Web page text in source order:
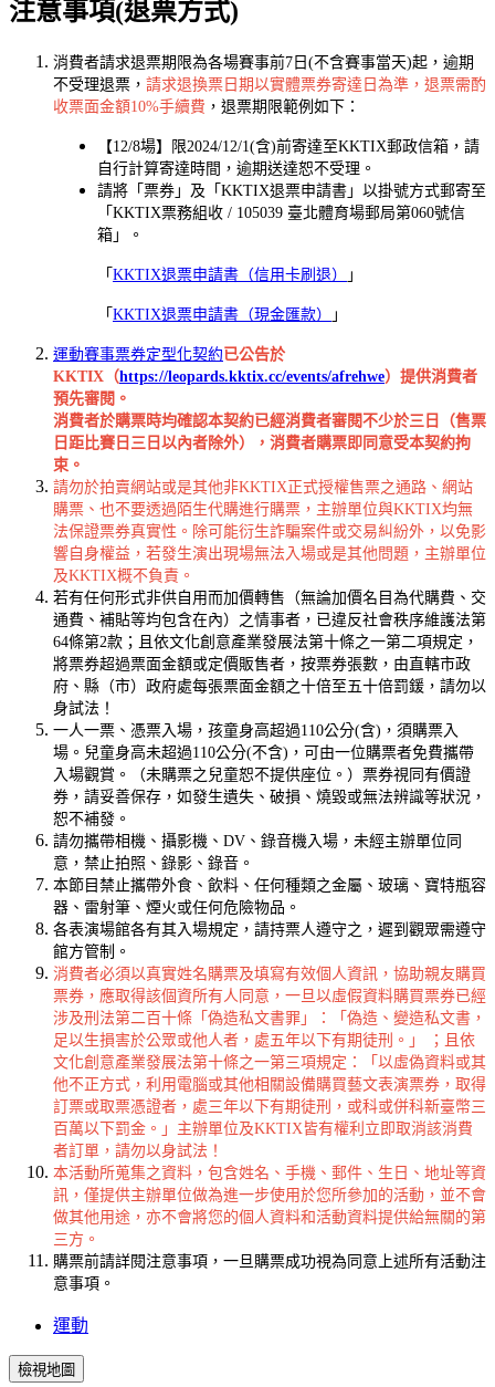
注意事項(退票方式)
消費者請求退票期限為各場賽事前7日(不含賽事當天)起，逾期
不受理退票， 請求退換票日期以實體票券寄達日為準，退票需酌
收票面金額10%手續費 ，退票期限範例如下：
【12/8場】限2024/12/1(含)前寄達至KKTIX郵政信箱，請
自行計算寄達時間，逾期送達恕不受理。
請將「票券」及「KKTIX退票申請書」以掛號方式郵寄至
「KKTIX票務組收 / 105039 臺北體育場郵局第060號信
箱」。
「 KKTIX退票申請書（信用卡刷退） 」
「 KKTIX退票申請書（現金匯款） 」
運動賽事票券定型化契約 已公告於
KKTIX（https://leopards.kktix.cc/events/afrehwe）提供消費者
預先審閱。
消費者於購票時均確認本契約已經消費者審閱不少於三日（售票
日距比賽日三日以內者除外），消費者購票即同意受本契約拘
束。
請勿於拍賣網站或是其他非KKTIX正式授權售票之通路、網站
購票、也不要透過陌生代購進行購票，主辦單位與KKTIX均無
法保證票券真實性。除可能衍生詐騙案件或交易糾紛外，以免影
響自身權益，若發生演出現場無法入場或是其他問題，主辦單位
及KKTIX概不負責。
若有任何形式非供自用而加價轉售（無論加價名目為代購費、交
通費、補貼等均包含在內）之情事者，已違反社會秩序維護法第
64條第2款；且依文化創意產業發展法第十條之一第二項規定，
將票券超過票面金額或定價販售者，按票券張數，由直轄市政
府、縣（市）政府處每張票面金額之十倍至五十倍罰鍰，請勿以
身試法！
一人一票、憑票入場， 孩童身高超過110公分(含)，須購票入
場。兒童身高未超過110公分(不含)，可由一位購票者免費攜帶
入場觀賞。（未購票之兒童恕不提供座位。） 票券視同有價證
券，請妥善保存，如發生遺失、破損、燒毀或無法辨識等狀況，
恕不補發。
請勿攜帶相機、攝影機、DV、錄音機入場，未經主辦單位同
意，禁止拍照、錄影、錄音。
本節目禁止攜帶外食、飲料、任何種類之金屬、玻璃、寶特瓶容
器、雷射筆、煙火或任何危險物品。
各表演場館各有其入場規定，請持票人遵守之，遲到觀眾需遵守
館方管制。
消費者必須以真實姓名購票及填寫有效個人資訊，協助親友購買
票券，應取得該個資所有人同意，一旦以虛假資料購買票券已經
涉及刑法第二百十條「偽造私文書罪」：「偽造、變造私文書，
足以生損害於公眾或他人者，處五年以下有期徒刑。」 ；且依
文化創意產業發展法第十條之一第三項規定：「以虛偽資料或其
他不正方式，利用電腦或其他相關設備購買藝文表演票券，取得
訂票或取票憑證者，處三年以下有期徒刑，或科或併科新臺幣三
百萬以下罰金。」主辦單位及KKTIX皆有權利立即取消該消費
者訂單，請勿以身試法！
本活動所蒐集之資料，包含姓名、手機、郵件、生日、地址等資
訊，僅提供主辦單位做為進一步使用於您所參加的活動，並不會
做其他用途，亦不會將您的個人資料和活動資料提供給無關的第
三方。
購票前請詳閱注意事項，一旦購票成功視為同意上述所有活動注
意事項。
運動
檢視地圖